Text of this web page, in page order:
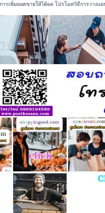
รเพิ่มยอดขายให้ได้ผล โปรโมทวิธีการวางแ